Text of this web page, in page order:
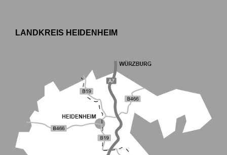
LANDKREIS HEIDENHEIM